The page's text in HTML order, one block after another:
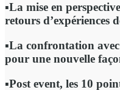
▪️La mise en
retours d’expériences
▪️La confrontation
pour une nouvelle
▪️Post event, les 10